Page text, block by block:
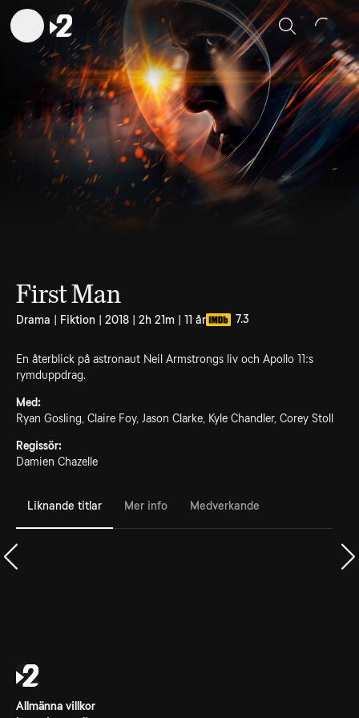
Sök
First Man
Drama | Fiktion | 2018 | 2h 21m | 11 år 7.3
En återblick på astronaut Neil Armstrongs liv och Apollo 11:s
rymduppdrag.
Med:
Ryan Gosling, Claire Foy, Jason Clarke, Kyle Chandler, Corey Stoll
Regissör:
Damien Chazelle
Liknande titlar Mer info Medverkande
Allmänna villkor